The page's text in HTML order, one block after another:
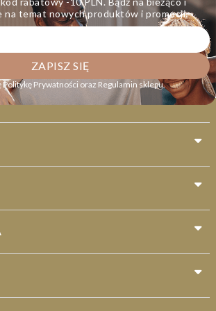
na temat nowych produktów i promocji.
Politykę Prywatności oraz Regulamin sklepu.